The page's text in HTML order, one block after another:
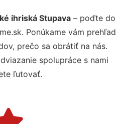
ihriská Stupava – poďte do
Ponúkame vám prehľad
prečo sa obrátiť na nás.
spolupráce s nami
ľutovať.